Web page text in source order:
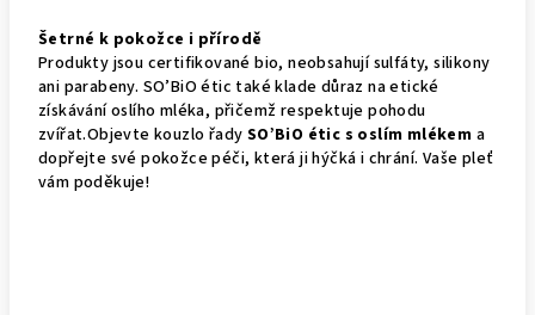
Šetrné k pokožce i přírodě
Produkty jsou certifikované bio, neobsahují sulfáty, silikony
ani parabeny. SO’BiO étic také klade důraz na etické
získávání oslího mléka, přičemž respektuje pohodu
zvířat.Objevte kouzlo řady SO’BiO étic s oslím mlékem a
dopřejte své pokožce péči, která ji hýčká i chrání. Vaše pleť
vám poděkuje!